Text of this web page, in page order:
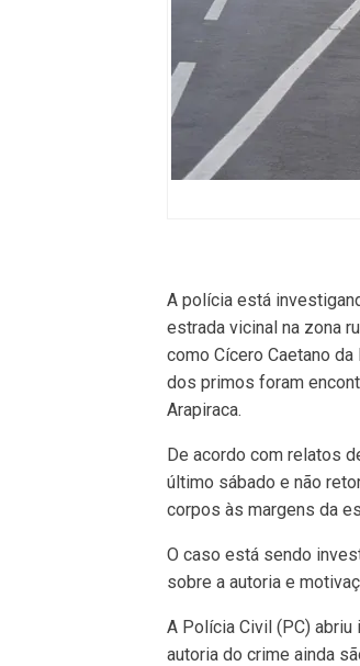
A polícia está
estrada vicinal na zona
como Cícero Caetano
dos primos foram
Arapiraca.
De acordo com relatos
último sábado e não
corpos às margens da
O caso está sendo
sobre a autoria e
A Polícia Civil (PC)
autoria do crime ainda